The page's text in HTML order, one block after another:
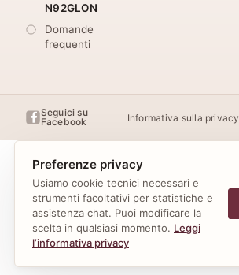
N92GLON
Domande
frequenti
Seguici su
Facebook
Informativa sulla privacy
Preferenze privacy
Usiamo cookie tecnici necessari e
strumenti facoltativi per statistiche e
assistenza chat. Puoi modificare la
scelta in qualsiasi momento. Leggi
l’informativa privacy